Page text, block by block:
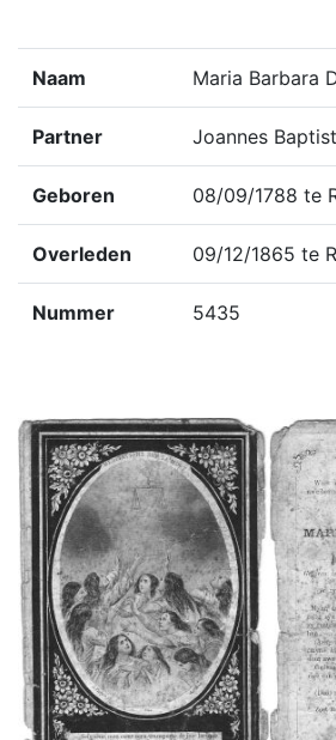
Naam Maria Barbara
Partner Joannes
Geboren 08/09/1788 te
Overleden 09/12/1865 te
Nummer 5435